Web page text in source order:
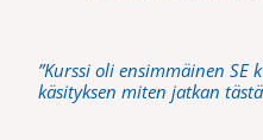
”Kurssi oli ensimmäinen SE
käsityksen miten jatkan